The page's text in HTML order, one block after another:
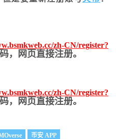
zh-CN/register?
，网页直接注册。
zh-CN/register?
，网页直接注册。
币安 APP